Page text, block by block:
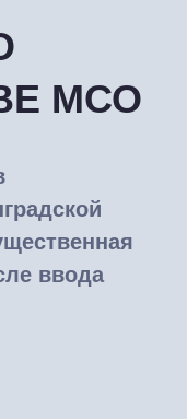
МСО
ввода